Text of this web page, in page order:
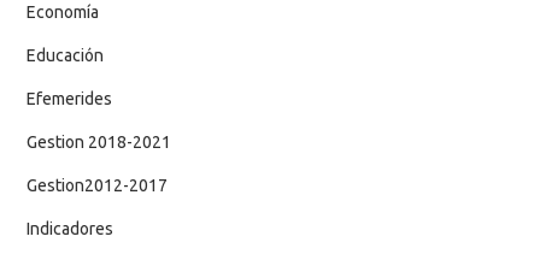
Economía
Educación
Efemerides
Gestion 2018-2021
Gestion2012-2017
Indicadores